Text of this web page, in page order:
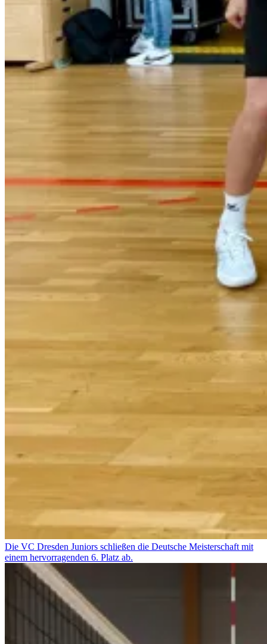
Die VC Dresden Juniors schließen die Deutsche Meisterschaft mit
einem hervorragenden 6. Platz ab.